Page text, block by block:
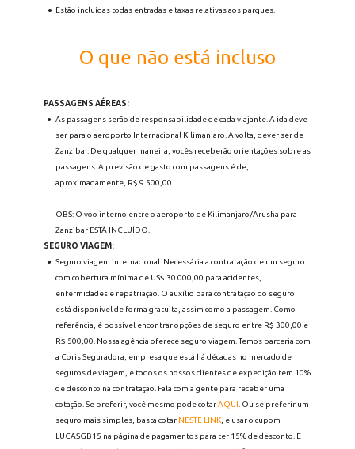
Estão incluídas todas entradas e taxas relativas aos parques.
O que não está incluso
PASSAGENS AÉREAS:
As passagens serão de responsabilidade de cada viajante. A ida deve
ser para o aeroporto Internacional Kilimanjaro. A volta, dever ser de
Zanzibar. De qualquer maneira, vocês receberão orientações sobre as
passagens. A previsão de gasto com passagens é de,
aproximadamente, R$ 9.500,00.
OBS: O voo interno entre o aeroporto de Kilimanjaro/Arusha para
Zanzibar ESTÁ INCLUÍDO.
SEGURO VIAGEM:
Seguro viagem internacional: Necessária a contratação de um seguro
com cobertura mínima de US$ 30.000,00 para acidentes,
enfermidades e repatriação. O auxílio para contratação do seguro
está disponível de forma gratuita, assim como a passagem. Como
referência, é possível encontrar opções de seguro entre R$ 300,00 e
R$ 500,00. Nossa agência oferece seguro viagem. Temos parceria com
a Coris Seguradora, empresa que está há décadas no mercado de
seguros de viagem, e todos os nossos clientes de expedição tem 10%
de desconto na contratação. Fala com a gente para receber uma
cotação. Se preferir, você mesmo pode cotar AQUI . Ou se preferir um
seguro mais simples, basta cotar NESTE LINK, e usar o cupom
LUCASGB15 na página de pagamentos para ter 15% de desconto. E